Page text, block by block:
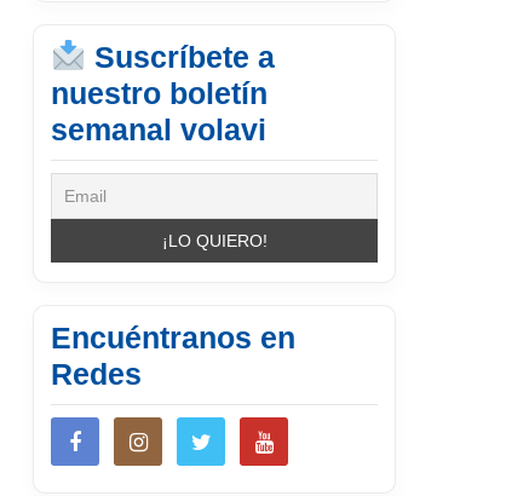
Suscríbete a
nuestro boletín
semanal volavi
Encuéntranos en
Redes